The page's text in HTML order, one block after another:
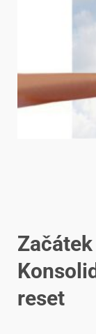
reset